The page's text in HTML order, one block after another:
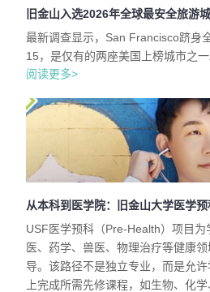
旧金山入选2026年全球最安全旅游
最新调查显示，San Francisco跻身
15，是仅有的两座美国上榜城市之一
阅读更多>
从本科到医学院：旧金山大学医学
USF医学预科（Pre-Health）项目
医、药学、兽医、物理治疗等健康
导。该路径不是独立专业，而是允
上完成所需先修课程，如生物、化